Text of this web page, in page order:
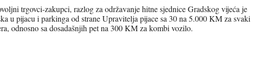
trgovci-zakupci, razlog za održavanje hitne sjednice Gradskog vijeća je
u pijacu i parkinga od strane Upravitelja pijace sa 30 na 5.000 KM za svaki
odnosno sa dosadašnjih pet na 300 KM za kombi vozilo.